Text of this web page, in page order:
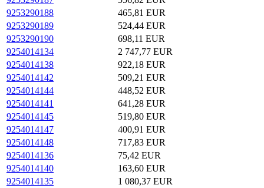
9253290188
465,81 EUR
9253290189
524,44 EUR
9253290190
698,11 EUR
9254014134
2 747,77 EUR
9254014138
922,18 EUR
9254014142
509,21 EUR
9254014144
448,52 EUR
9254014141
641,28 EUR
9254014145
519,80 EUR
9254014147
400,91 EUR
9254014148
717,83 EUR
9254014136
75,42 EUR
9254014140
163,60 EUR
9254014135
1 080,37 EUR